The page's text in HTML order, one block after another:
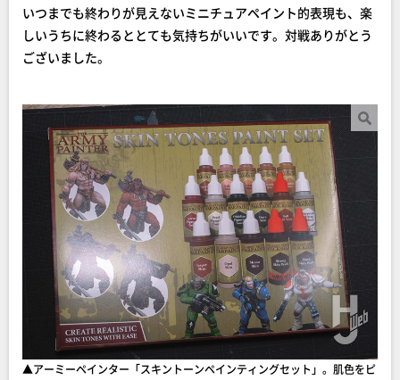
いつまでも終わりが見えないミニチュアペイント的表現も、楽
しいうちに終わるととても気持ちがいいです。対戦ありがとう
ございました。
▲アーミーペインター「スキントーンペインティングセット」。肌色をピ